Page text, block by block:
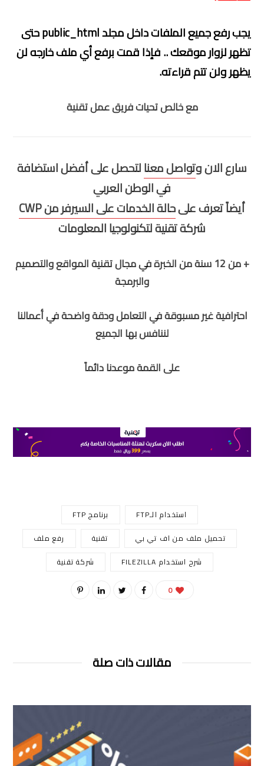
يجب رفع جميع الملفات داخل مجلد public_html حتى
تظهر لزوار موقعك .. فإذا قمت برفع أي ملف خارجه لن
يظهر ولن تتم قراءته.
مع خالص تحيات فريق عمل تقنية
سارع الان وتواصل معنالتحصل على أفضل استضافة
في الوطن العربي
أيضاً تعرف علىحالة الخدمات على السيرفر من CWP
شركة تقنية لتكنولوجيا المعلومات
+ من 12 سنة من الخبرة في مجال تقنية المواقع والتصميم
والبرمجة
احترافية غير مسبوقة في التعامل ودقة واضحة في أعمالنا
لننافس بها الجميع
على القمة موعدنا دائماً
استخدام الـFTP
برنامج FTP
تحميل ملف من اف تي بي
تقنية
رفع ملف
شرح استخدام FILEZILLA
شركة تقنية
0
مقالات ذات صلة